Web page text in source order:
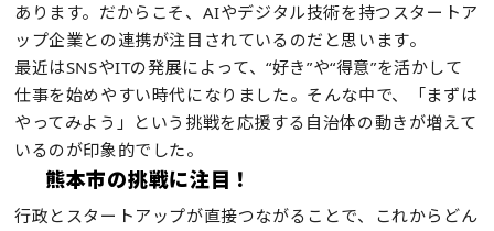
あります。だからこそ、AIやデジタル技術を持つスタートア
ップ企業との連携が注目されているのだと思います。
最近はSNSやITの発展によって、“好き”や“得意”を活かして
仕事を始めやすい時代になりました。そんな中で、「まずは
やってみよう」という挑戦を応援する自治体の動きが増えて
いるのが印象的でした。
熊本市の挑戦に注目！
行政とスタートアップが直接つながることで、これからどん